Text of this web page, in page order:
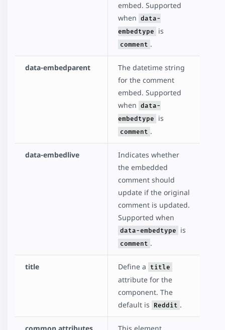
embed. Supported
when data-
embedtype
is
comment .
data-embedparent
The datetime string
for the comment
embed. Supported
when data-
embedtype
is
comment .
data-embedlive
Indicates whether
the embedded
comment should
update if the original
comment is updated.
Supported when
data-embedtype is
comment .
title Define a title
attribute for the
component. The
default is
Reddit .